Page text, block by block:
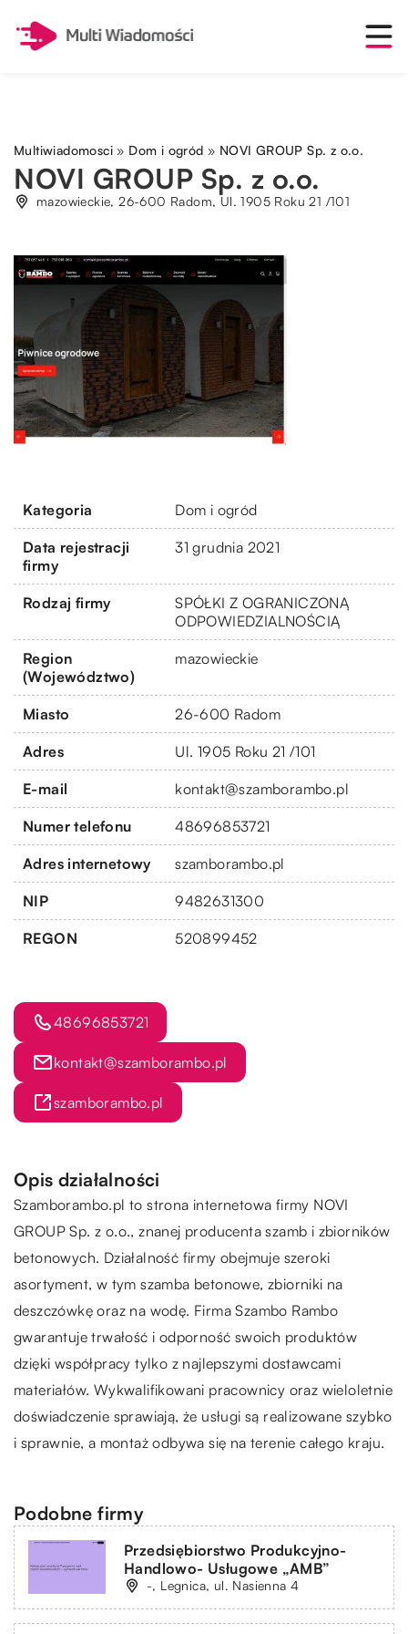
Multiwiadomosci » Dom i ogród » NOVI GROUP Sp. z o.o.
NOVI GROUP Sp. z o.o.
mazowieckie, 26-600 Radom, Ul. 1905 Roku 21 /101
Kategoria Dom i ogród
Data rejestracji
firmy
31 grudnia 2021
Rodzaj firmy
SPÓŁKI Z OGRANICZONĄ
ODPOWIEDZIALNOŚCIĄ
Region
(Województwo)
mazowieckie
Miasto 26-600 Radom
Adres Ul. 1905 Roku 21 /101
E-mail kontakt@szamborambo.pl
Numer telefonu 48696853721
Adres internetowy szamborambo.pl
NIP 9482631300
REGON 520899452
48696853721
kontakt@szamborambo.pl
szamborambo.pl
Opis działalności
Szamborambo.pl to strona internetowa firmy NOVI
GROUP Sp. z o.o., znanej producenta szamb i zbiorników
betonowych. Działalność firmy obejmuje szeroki
asortyment, w tym szamba betonowe, zbiorniki na
deszczówkę oraz na wodę. Firma Szambo Rambo
gwarantuje trwałość i odporność swoich produktów
dzięki współpracy tylko z najlepszymi dostawcami
materiałów. Wykwalifikowani pracownicy oraz wieloletnie
doświadczenie sprawiają, że usługi są realizowane szybko
i sprawnie, a montaż odbywa się na terenie całego kraju.
Podobne firmy
Przedsiębiorstwo Produkcyjno-
Handlowo- Usługowe „AMB”
-, Legnica, ul. Nasienna 4